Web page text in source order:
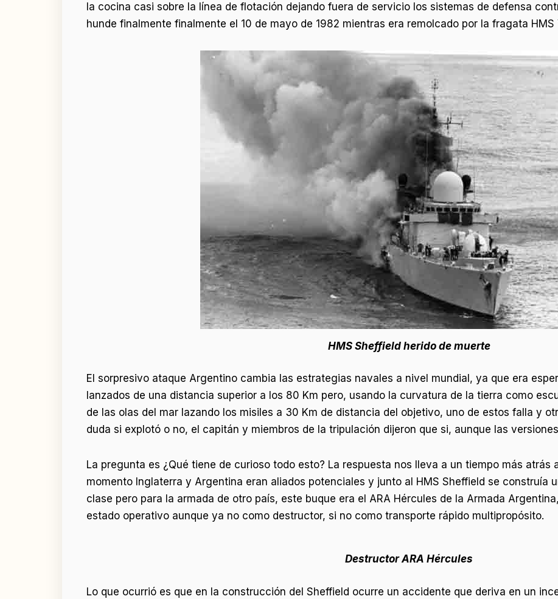
la cocina casi sobre la línea de flotación dejando fuera de servicio los sistemas de defensa
hunde finalmente finalmente el 10 de mayo de 1982 mientras era remolcado por la fragata HMS
HMS Sheffield herido de muerte
El sorpresivo ataque Argentino cambia las estrategias navales a nivel mundial, ya que era
lanzados de una distancia superior a los 80 Km pero, usando la curvatura de la tierra como
de las olas del mar lazando los misiles a 30 Km de distancia del objetivo, uno de estos falla y
duda si explotó o no, el capitán y miembros de la tripulación dijeron que si, aunque las
La pregunta es ¿Qué tiene de curioso todo esto? La respuesta nos lleva a un tiempo más atrás
momento Inglaterra y Argentina eran aliados potenciales y junto al HMS Sheffield se construía
clase pero para la armada de otro país, este buque era el ARA Hércules de la Armada
estado operativo aunque ya no como destructor, si no como transporte rápido multipropósito.
Destructor ARA Hércules
Lo que ocurrió es que en la construcción del Sheffield ocurre un accidente que deriva en un